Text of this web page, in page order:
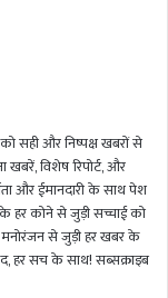
सही और निष्पक्ष खबरों से
विशेष रिपोर्ट, और
और ईमानदारी के साथ पेश
कोने से जुड़ी सच्चाई को
मनोरंजन से जुड़ी हर खबर के
हर सच के साथ! सब्सक्राइब